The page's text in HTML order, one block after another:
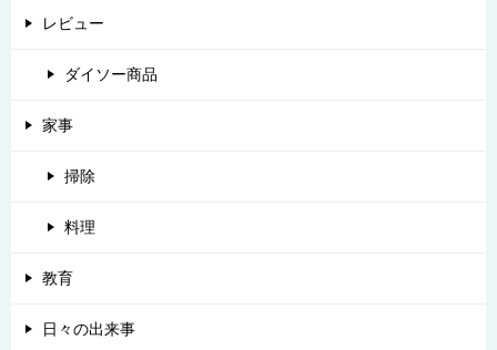
レビュー
ダイソー商品
家事
掃除
料理
教育
日々の出来事